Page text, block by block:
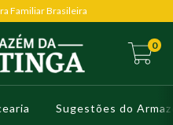
Familiar Brasileira
0
Sugestões do